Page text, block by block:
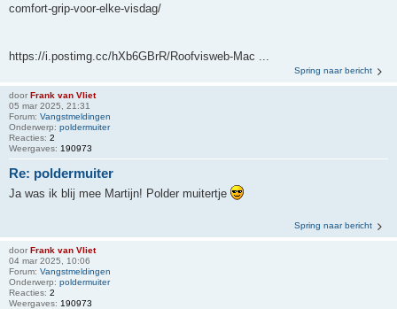
comfort-grip-voor-elke-visdag/
https://i.postimg.cc/hXb6GBrR/Roofvisweb-Mac ...
Spring naar bericht
door Frank van Vliet
05 mar 2025, 21:31
Forum: Vangstmeldingen
Onderwerp: poldermuiter
Reacties: 2
Weergaves: 190973
Re: poldermuiter
Ja was ik blij mee Martijn! Polder muitertje
Spring naar bericht
door Frank van Vliet
04 mar 2025, 10:06
Forum: Vangstmeldingen
Onderwerp: poldermuiter
Reacties: 2
Weergaves: 190973